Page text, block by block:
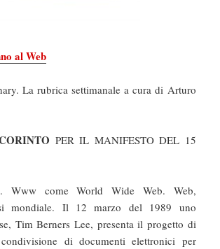
al Web
La rubrica settimanale a cura di Arturo
PER IL MANIFESTO DEL 15
Www come World Wide Web. Web,
mondiale. Il 12 marzo del 1989 uno
Tim Berners Lee, presenta il progetto di
di documenti elettronici per